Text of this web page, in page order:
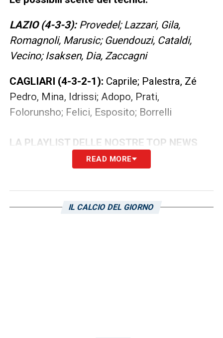
LAZIO (4-3-3):Provedel; Lazzari, Gila,
Romagnoli, Marusic; Guendouzi, Cataldi,
Vecino; Isaksen, Dia, Zaccagni
CAGLIARI (4-3-2-1): Caprile; Palestra, Zé
Pedro, Mina, Idrissi; Adopo, Prati,
Folorunsho; Felici, Esposito; Borrelli
LA PLAYLIST DELLE NOSTRE TOP NEWS
READ MORE
IL CALCIO DEL GIORNO